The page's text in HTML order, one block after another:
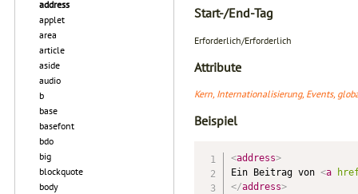
address
applet
area
article
aside
audio
b
base
basefont
bdo
big
blockquote
body
Start-/End-Tag
Erforderlich/Erforderlich
Attribute
Kern, Internationalisierung, Events,
Beispiel
<address>
Ein Beitrag von <a
</address>